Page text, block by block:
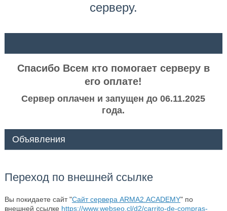
серверу.
Спасибо Всем кто помогает серверу в
его оплате!
Сервер оплачен и запущен до 06.11.2025
года.
Объявления
Переход по внешней ссылке
Вы покидаете сайт "Сайт сервера ARMA2.ACADEMY" по
внешней ссылке https://www.webseo.cl/d2/carrito-de-compras-